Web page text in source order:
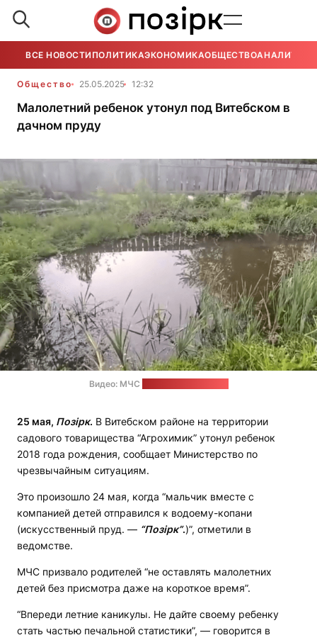
ВСЕ НОВОСТИ ПОЛИТИКАЭКОНОМИКАОБЩЕСТВОАНАЛИТИКА
Общество 25.05.2025 12:32
Малолетний ребенок утонул под Витебском в
дачном пруду
Видео: МЧС
25 мая, Позірк. В Витебском районе на территории
садового товарищества “Агрохимик” утонул ребенок
2018 года рождения, сообщает Министерство по
чрезвычайным ситуациям.
Это произошло 24 мая, когда “мальчик вместе с
компанией детей отправился к водоему-копани
(искусственный пруд. — “Позірк”.)”, отметили в
ведомстве.
МЧС призвало родителей “не оставлять малолетних
детей без присмотра даже на короткое время”.
“Впереди летние каникулы. Не дайте своему ребенку
стать частью печальной статистики”, — говорится в